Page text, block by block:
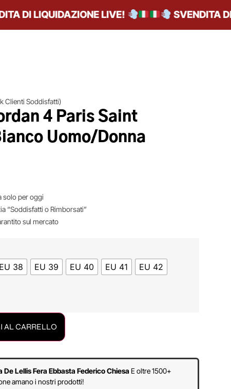
DI LIQUIDAZIONE LIVE! SVENDITA DI
Clienti Soddisfatti)
4 Paris Saint
Uomo/Donna
solo per oggi
“Soddisfatti o Rimborsati”
sul mercato
EU 38 EU 39 EU 40 EU 41
EU 42
AL CARRELLO
De Lellis Fera Ebbasta Federico ChiesaE oltre 1500+
amano i nostri prodotti!